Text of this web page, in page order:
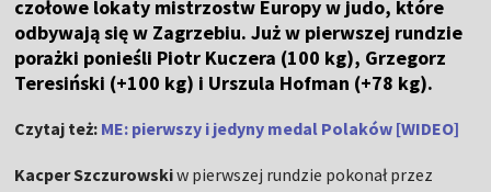
czołowe lokaty mistrzostw Europy w judo, które
odbywają się w Zagrzebiu. Już w pierwszej rundzie
porażki ponieśli Piotr Kuczera (100 kg), Grzegorz
Teresiński (+100 kg) i Urszula Hofman (+78 kg).
Czytaj też: ME: pierwszy i jedyny medal Polaków [WIDEO]
Kacper Szczurowskiw pierwszej rundzie pokonał przez